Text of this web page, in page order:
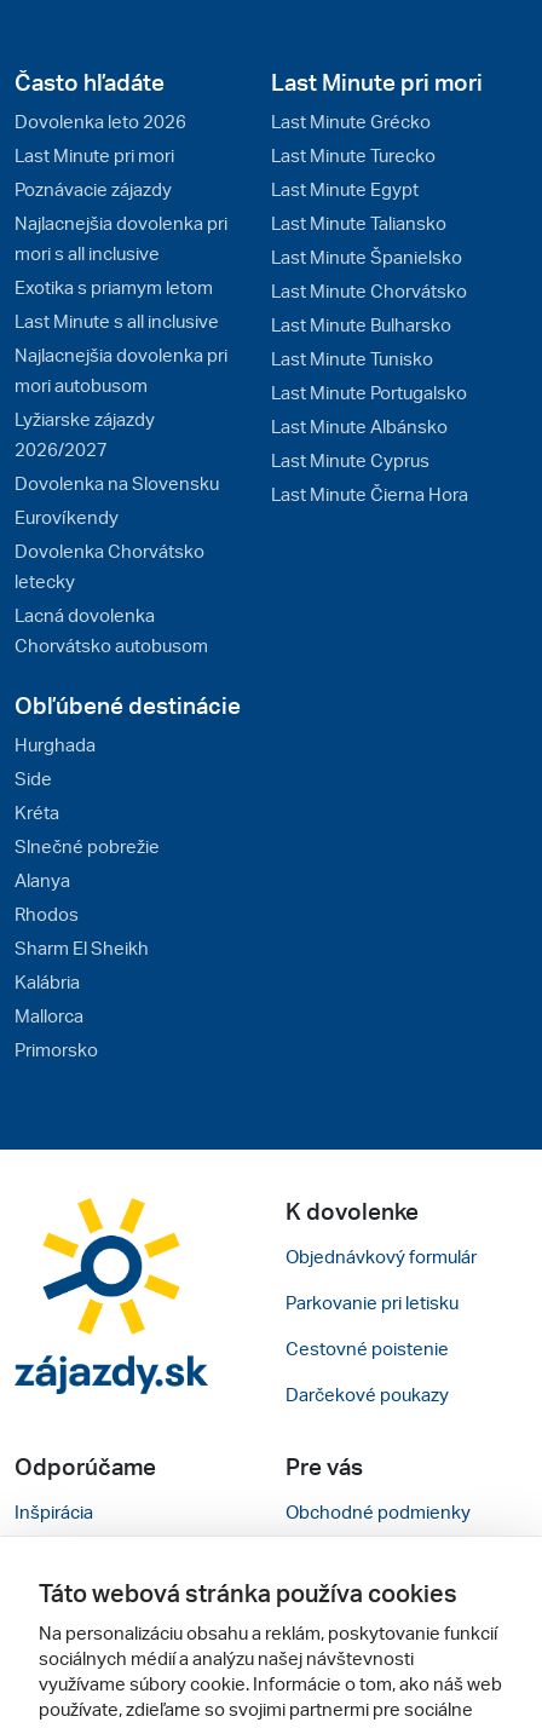
Často hľadáte
Dovolenka leto 2026
Last Minute pri mori
Poznávacie zájazdy
Najlacnejšia dovolenka pri
mori s all inclusive
Exotika s priamym letom
Last Minute s all inclusive
Najlacnejšia dovolenka pri
mori autobusom
Lyžiarske zájazdy
2026/2027
Dovolenka na Slovensku
Eurovíkendy
Dovolenka Chorvátsko
letecky
Lacná dovolenka
Chorvátsko autobusom
Last Minute pri mori
Last Minute Grécko
Last Minute Turecko
Last Minute Egypt
Last Minute Taliansko
Last Minute Španielsko
Last Minute Chorvátsko
Last Minute Bulharsko
Last Minute Tunisko
Last Minute Portugalsko
Last Minute Albánsko
Last Minute Cyprus
Last Minute Čierna Hora
Obľúbené destinácie
Hurghada
Side
Kréta
Slnečné pobrežie
Alanya
Rhodos
Sharm El Sheikh
Kalábria
Mallorca
Primorsko
K dovolenke
Objednávkový formulár
Parkovanie pri letisku
Cestovné poistenie
Darčekové poukazy
Odporúčame
Inšpirácia
Cestovné kancelárie
Zájezdy.cz
Pre vás
Obchodné podmienky
Nastavenie cookies
Mobilná verzia webu
Sledujte nás
Táto webová stránka používa cookies
Na personalizáciu obsahu a reklám, poskytovanie funkcií
sociálnych médií a analýzu našej návštevnosti
využívame súbory cookie. Informácie o tom, ako náš web
používate, zdieľame so svojimi partnermi pre sociálne